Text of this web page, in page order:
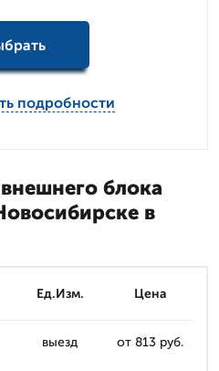
подробности
блока
в
Ед.Изм. Цена
выезд от 813 руб.